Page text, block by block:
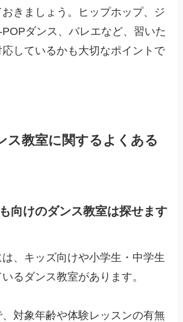
きましょう。ヒップホップ、ジ
ダンス、バレエなど、習いた
しているかも大切なポイントで
ス教室に関するよくある
向けのダンス教室は探せます
、キッズ向けや小学生・中学生
るダンス教室があります。
対象年齢や体験レッスンの有無